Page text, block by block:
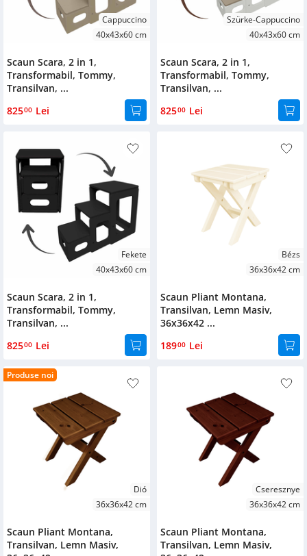
Cappuccino
40x43x60 cm
Scaun Scara, 2 in 1,
Transformabil, Tommy,
Transilvan, ...
82500 Lei
Szürke-Cappuccino
40x43x60 cm
Scaun Scara, 2 in 1,
Transformabil, Tommy,
Transilvan, ...
82500 Lei
Fekete
40x43x60 cm
Scaun Scara, 2 in 1,
Transformabil, Tommy,
Transilvan, ...
82500 Lei
Bézs
36x36x42 cm
Scaun Pliant Montana,
Transilvan, Lemn Masiv,
36x36x42 ...
18900 Lei
Produse noi
Dió
36x36x42 cm
Scaun Pliant Montana,
Transilvan, Lemn Masiv,
Cseresznye
36x36x42 cm
Scaun Pliant Montana,
Transilvan, Lemn Masiv,